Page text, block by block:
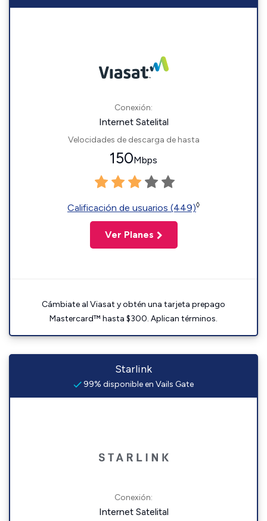
Conexión:
Internet Satelital
Velocidades de descarga de hasta
150Mbps
Calificación de usuarios (449)◊
Ver Planes
Cámbiate al Viasat y obtén una tarjeta prepago
Mastercard™ hasta $300. Aplican términos.
Starlink
99% disponible en Vails Gate
Conexión:
Internet Satelital